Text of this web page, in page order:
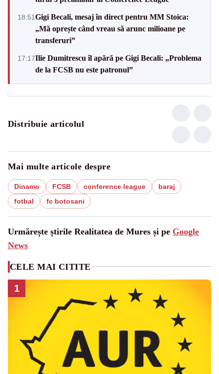
18:51Gigi Becali, mesaj în direct pentru MM Stoica:
„Mă oprește când vreau să arunc milioane pe
transferuri”
17:17Ilie Dumitrescu îl apără pe Gigi Becali: „Problema
de la FCSB nu este patronul”
Distribuie articolul
Mai multe articole despre
Dinamo FCSB conference league
baraj
fotbal
fc botosani
Urmărește știrile Realitatea de Mures și pe Google
News
CELE MAI CITITE
1